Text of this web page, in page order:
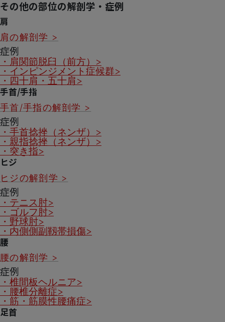
その他の部位の解剖学・症例
肩
肩の解剖学 >
症例
・肩関節脱臼（前方）>
・インピンジメント症候群>
・四十肩・五十肩>
手首/手指
手首/手指の解剖学 >
症例
・手首捻挫（ネンザ）>
・親指捻挫（ネンザ）>
・突き指>
ヒジ
ヒジの解剖学 >
症例
・テニス肘>
・ゴルフ肘>
・野球肘>
・内側側副靱帯損傷>
腰
腰の解剖学 >
症例
・椎間板ヘルニア>
・腰椎分離症>
・筋・筋膜性腰痛症>
足首